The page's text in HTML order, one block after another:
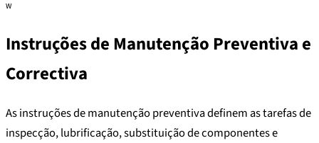
W
Instruções de Manutenção Preventiva e
Correctiva
As instruções de manutenção preventiva definem as tarefas de
inspecção, lubrificação, substituição de componentes e